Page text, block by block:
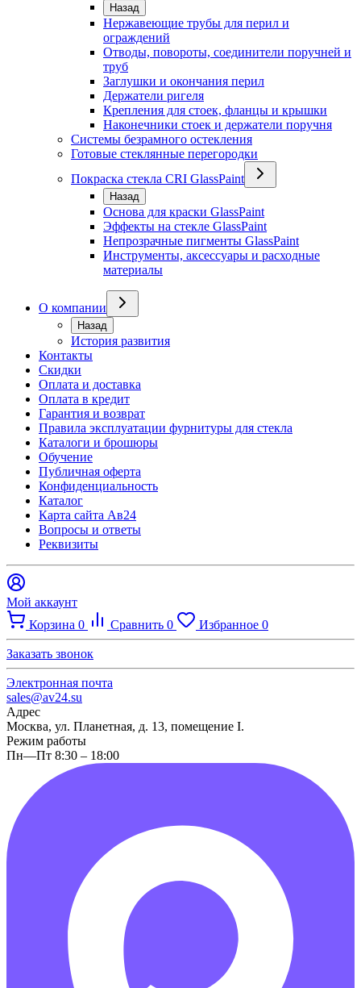
Назад
Нержавеющие трубы для перил и
ограждений
Отводы, повороты, соединители поручней и
труб
Заглушки и окончания перил
Держатели ригеля
Крепления для стоек, фланцы и крышки
Наконечники стоек и держатели поручня
Системы безрамного остекления
Готовые стеклянные перегородки
Покраска стекла CRI GlassPaint
Назад
Основа для краски GlassPaint
Эффекты на стекле GlassPaint
Непрозрачные пигменты GlassPaint
Инструменты, аксессуары и расходные
материалы
О компании
Назад
История развития
Контакты
Скидки
Оплата и доставка
Оплата в кредит
Гарантия и возврат
Правила эксплуатации фурнитуры для стекла
Каталоги и брошюры
Обучение
Публичная оферта
Конфиденциальность
Каталог
Карта сайта Ав24
Вопросы и ответы
Реквизиты
Мой аккаунт
Корзина 0 Сравнить 0 Избранное 0
Заказать звонок
Электронная почта
sales@av24.su
Адрес
Москва, ул. Планетная, д. 13, помещение I.
Режим работы
Пн—Пт 8:30 – 18:00